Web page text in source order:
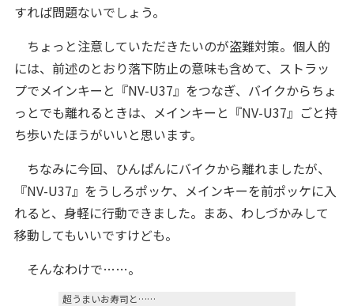
すれば問題ないでしょう。
ちょっと注意していただきたいのが盗難対策。個人的
には、前述のとおり落下防止の意味も含めて、ストラッ
プでメインキーと『NV-U37』をつなぎ、バイクからちょ
っとでも離れるときは、メインキーと『NV-U37』ごと持
ち歩いたほうがいいと思います。
ちなみに今回、ひんぱんにバイクから離れましたが、
『NV-U37』をうしろポッケ、メインキーを前ポッケに入
れると、身軽に行動できました。まあ、わしづかみして
移動してもいいですけども。
そんなわけで……。
超うまいお寿司と……